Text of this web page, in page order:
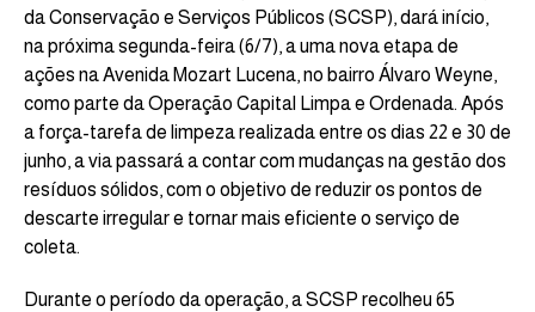
da Conservação e Serviços Públicos (SCSP), dará início,
na próxima segunda-feira (6/7), a uma nova etapa de
ações na Avenida Mozart Lucena, no bairro Álvaro Weyne,
como parte da Operação Capital Limpa e Ordenada. Após
a força-tarefa de limpeza realizada entre os dias 22 e 30 de
junho, a via passará a contar com mudanças na gestão dos
resíduos sólidos, com o objetivo de reduzir os pontos de
descarte irregular e tornar mais eficiente o serviço de
coleta.
Durante o período da operação, a SCSP recolheu 65